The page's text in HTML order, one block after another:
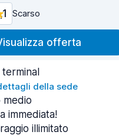
Scarso
offerta
della sede
medio
immediata!
illimitato